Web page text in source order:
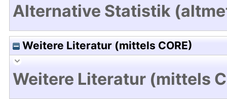
Alternative Statistik
Weitere Literatur (mittels CORE)
Weitere Literatur (mittels